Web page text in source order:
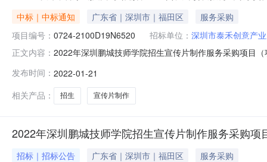
中标｜中标通知 广东省｜深圳市｜福田区
服务采购
项目编号： 0724-2100D19N6520 招标单位： 深圳市泰禾创意产
正文内容： 2022年深圳鹏城技师学院招生宣传片制作服务采购项目
2100D19N6520rr二、采购项目名称：2022年深圳鹏城
发布时间： 2022-01-21
相关产品：
招生 宣传片制作
2022年深圳鹏城技师学院招生宣传片制作服务采购项
招标｜招标公告 广东省｜深圳市｜福田区
服务采购